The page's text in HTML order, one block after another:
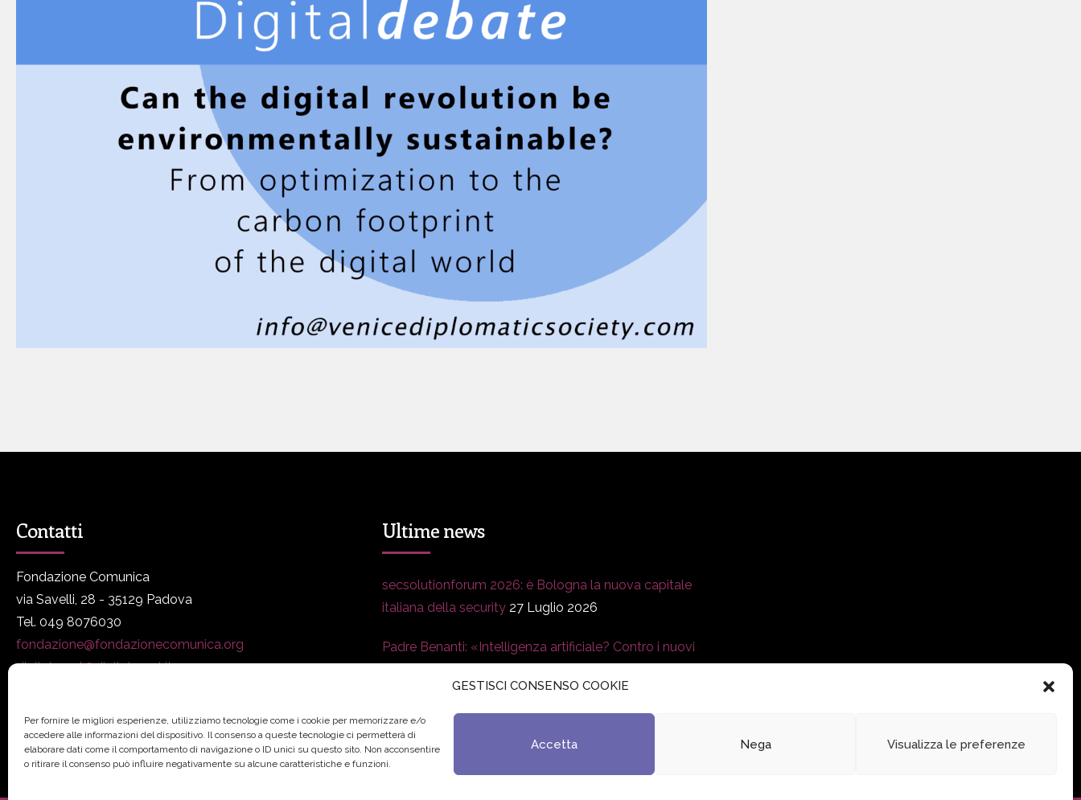
GESTISCI CONSENSO COOKIE
Per fornire le migliori esperienze, utilizziamo tecnologie come i cookie per memorizzare e/o
accedere alle informazioni del dispositivo. Il consenso a queste tecnologie ci permetterà di
elaborare dati come il comportamento di navigazione o ID unici su questo sito. Non acconsentire
o ritirare il consenso può influire negativamente su alcune caratteristiche e funzioni.
Accetta Nega Visualizza le preferenze
Contatti
Fondazione Comunica
via Savelli, 28 - 35129 Padova
Tel. 049 8076030
fondazione@fondazionecomunica.org
digitalmeet@digitalmeet.it
Ultime news
secsolutionforum 2026: è Bologna la nuova capitale
italiana della security 27 Luglio 2026
Padre Benanti: «Intelligenza artificiale? Contro i nuovi
21 Luglio 2026
Edvance – Digital Education Hub Higher Education
Giugno 2026